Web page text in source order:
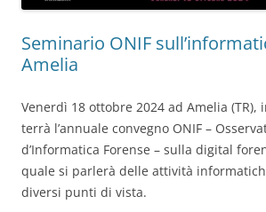
Seminario ONIF
Amelia
Venerdì 18 ottobre 2024 ad Amelia (TR),
terrà l’annuale convegno ONIF –
d’Informatica Forense – sulla digital
quale si parlerà delle attività
diversi punti di vista.